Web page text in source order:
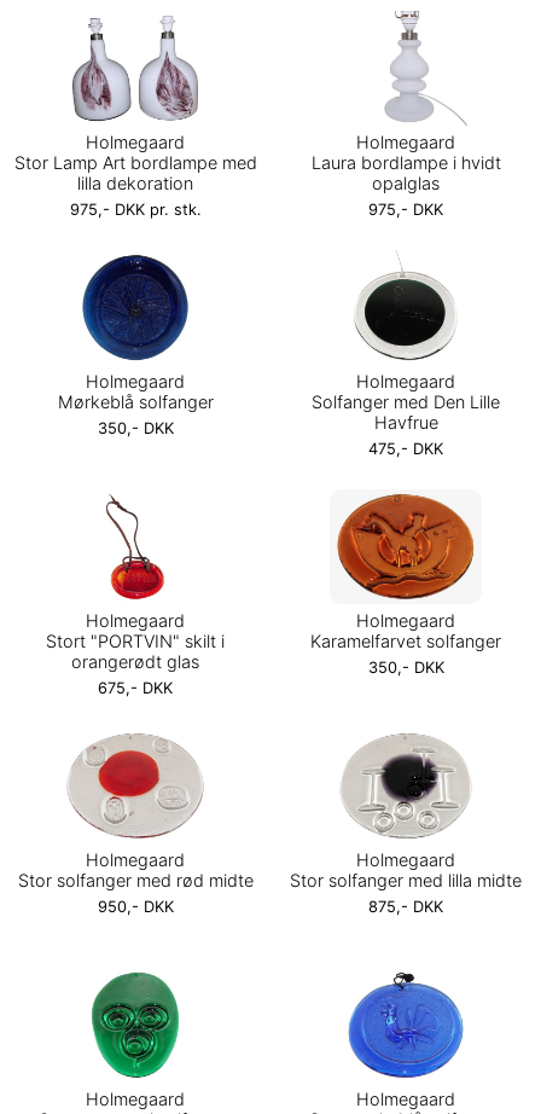
Holmegaard
Stor Lamp Art bordlampe med
lilla dekoration
975,- DKK pr. stk.
Holmegaard
Laura bordlampe i hvidt
opalglas
975,- DKK
Holmegaard
Mørkeblå solfanger
350,- DKK
Holmegaard
Solfanger med Den Lille
Havfrue
475,- DKK
Holmegaard
Stort "PORTVIN" skilt i
orangerødt glas
675,- DKK
Holmegaard
Karamelfarvet solfanger
350,- DKK
Holmegaard
Stor solfanger med rød midte
950,- DKK
Holmegaard
Stor solfanger med lilla midte
875,- DKK
Holmegaard
Holmegaard